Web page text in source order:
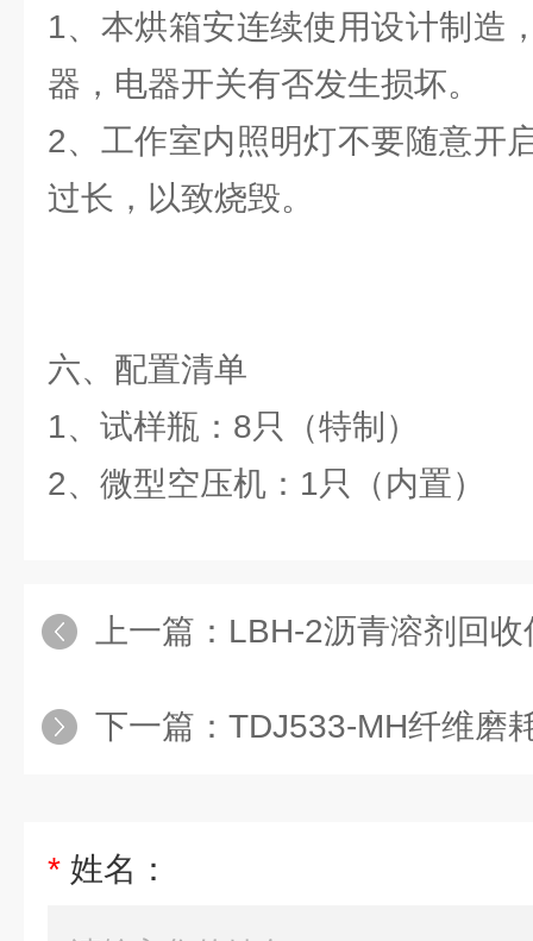
1、本烘箱安连续使用设计制造
器，电器开关有否发生损坏。
2、工作室内照明灯不要随意开
过长，以致烧毁。
六、配置清单
1、试样瓶：8只（特制）
2、微型空压机：1只（内置）
上一篇： LBH-2沥青溶剂回
下一篇： TDJ533-MH纤维磨
* 姓名：